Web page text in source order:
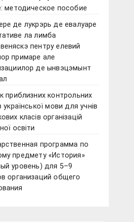
методическое пособие
де лукрэрь де евалуаре
ла лимба
пентру елевий
примаре але
де ынвэцэмынт
приблизних контрольних
української мови для учнів
класів організацій
освіти
программа по
предмету «История»
уровень) для 5–9
организаций общего